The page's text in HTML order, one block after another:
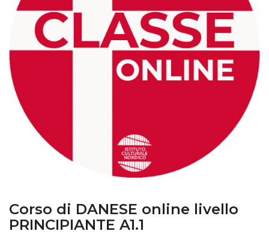
Corso di DANESE online livello
PRINCIPIANTE A1.1